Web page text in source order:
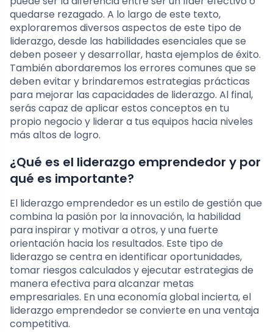
quedarse rezagado. A lo largo de este texto,
exploraremos diversos aspectos de este tipo de
liderazgo, desde las habilidades esenciales que se
deben poseer y desarrollar, hasta ejemplos de éxito.
También abordaremos los errores comunes que se
deben evitar y brindaremos estrategias prácticas
para mejorar las capacidades de liderazgo. Al final,
serás capaz de aplicar estos conceptos en tu
propio negocio y liderar a tus equipos hacia niveles
más altos de logro.
¿Qué es el liderazgo emprendedor y por
qué es importante?
El liderazgo emprendedor es un estilo de gestión que
combina la pasión por la innovación, la habilidad
para inspirar y motivar a otros, y una fuerte
orientación hacia los resultados. Este tipo de
liderazgo se centra en identificar oportunidades,
tomar riesgos calculados y ejecutar estrategias de
manera efectiva para alcanzar metas
empresariales. En una economía global incierta, el
liderazgo emprendedor se convierte en una ventaja
competitiva.